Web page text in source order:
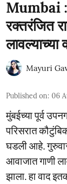
Mumbai :
रक्तरंजित
लावल्याच्या
Mayuri
Published on: 06
मुंबईच्या पूर्व
परिसरात
घडली आहे.
आवाजात गाणी
झाला. हा वाद